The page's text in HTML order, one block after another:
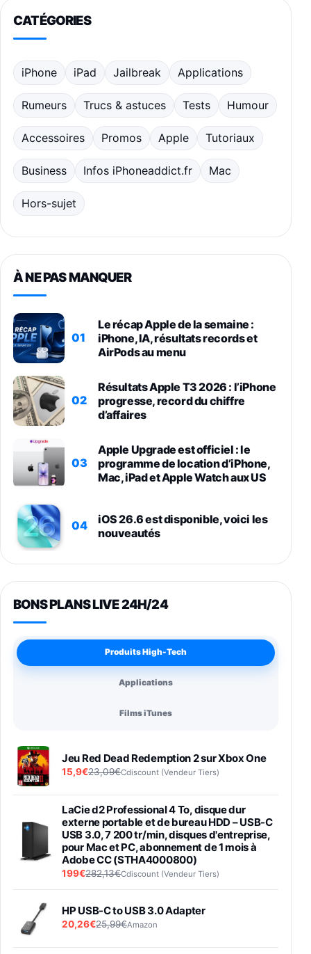
CATÉGORIES
iPhone iPad Jailbreak Applications
Rumeurs Trucs & astuces Tests Humour
Accessoires Promos Apple Tutoriaux
Business Infos iPhoneaddict.fr Mac
Hors-sujet
À NE PAS MANQUER
01
Le récap Apple de la semaine :
iPhone, IA, résultats records et
AirPods au menu
02
Résultats Apple T3 2026 : l’iPhone
progresse, record du chiffre
d’affaires
03
Apple Upgrade est officiel : le
programme de location d’iPhone,
Mac, iPad et Apple Watch aux US
04
iOS 26.6 est disponible, voici les
nouveautés
BONS PLANS LIVE 24H/24
Produits High-Tech
Applications
Films iTunes
Jeu Red Dead Redemption 2 sur Xbox One
15,9€23,09€Cdiscount (Vendeur Tiers)
LaCie d2 Professional 4 To, disque dur
externe portable et de bureau HDD – USB-C
USB 3.0, 7 200 tr/min, disques d'entreprise,
pour Mac et PC, abonnement de 1 mois à
Adobe CC (STHA4000800)
199€282,13€Cdiscount (Vendeur Tiers)
HP USB-C to USB 3.0 Adapter
20,26€25,99€Amazon